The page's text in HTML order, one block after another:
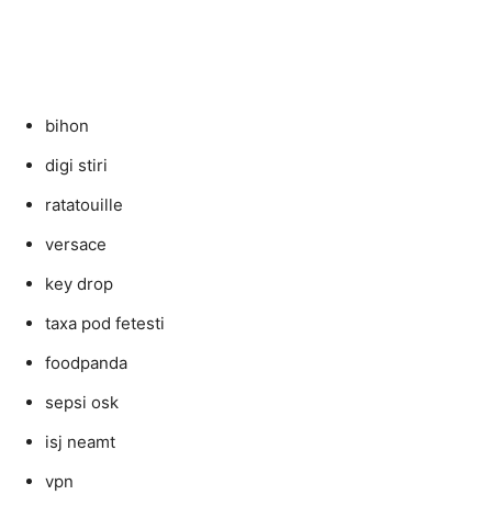
bihon
digi stiri
ratatouille
versace
key drop
taxa pod fetesti
foodpanda
sepsi osk
isj neamt
vpn